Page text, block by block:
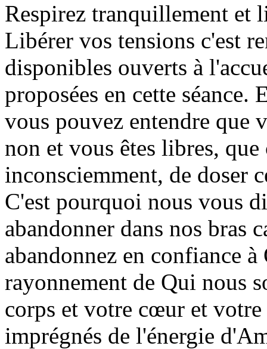
Respirez tranquillement et
Libérer vos tensions c'est
disponibles ouverts à
proposées en cette séance.
vous pouvez entendre que
non et vous êtes libres,
inconsciemment, de doser
C'est pourquoi nous vous
abandonner dans nos bras
abandonnez en confiance
rayonnement de Qui nous
corps et votre cœur et
imprégnés de l'énergie